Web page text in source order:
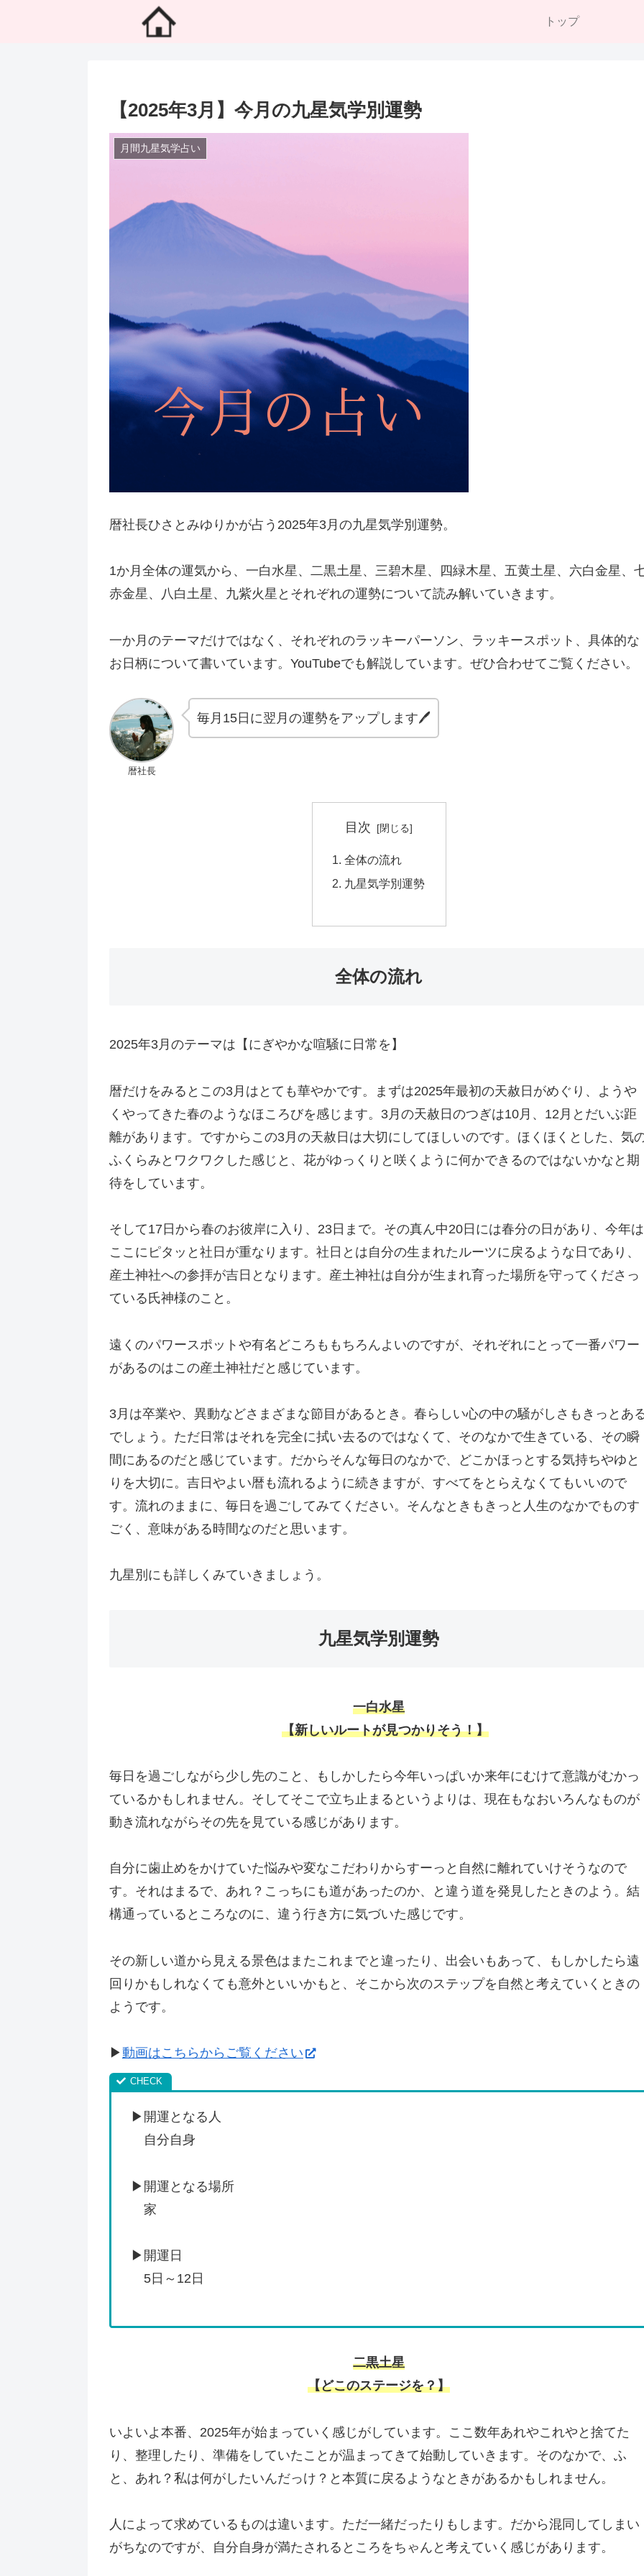
トップ
【2025年3月】今月の九星気学別運勢
月間九星気学占い
暦社長ひさとみゆりかが占う2025年3月の九星気学別運勢。
1か月全体の運気から、一白水星、二黒土星、三碧木星、四緑木星、五黄土星、六白金星、
赤金星、八白土星、九紫火星とそれぞれの運勢について読み解いていきます。
一か月のテーマだけではなく、それぞれのラッキーパーソン、ラッキースポット、具体的な
お日柄について書いています。YouTubeでも解説しています。ぜひ合わせてご覧ください。
暦社長
毎月15日に翌月の運勢をアップします🖊
目次
全体の流れ
九星気学別運勢
全体の流れ
2025年3月のテーマは【にぎやかな喧騒に日常を】
暦だけをみるとこの3月はとても華やかです。まずは2025年最初の天赦日がめぐり、ようや
くやってきた春のようなほころびを感じます。3月の天赦日のつぎは10月、12月とだいぶ距
離があります。ですからこの3月の天赦日は大切にしてほしいのです。ほくほくとした、気
ふくらみとワクワクした感じと、花がゆっくりと咲くように何かできるのではないかなと期
待をしています。
そして17日から春のお彼岸に入り、23日まで。その真ん中20日には春分の日があり、今年は
ここにピタッと社日が重なります。社日とは自分の生まれたルーツに戻るような日であり、
産土神社への参拝が吉日となります。産土神社は自分が生まれ育った場所を守ってくださっ
ている氏神様のこと。
遠くのパワースポットや有名どころももちろんよいのですが、それぞれにとって一番パワー
があるのはこの産土神社だと感じています。
3月は卒業や、異動などさまざまな節目があるとき。春らしい心の中の騒がしさもきっとあ
でしょう。ただ日常はそれを完全に拭い去るのではなくて、そのなかで生きている、その瞬
間にあるのだと感じています。だからそんな毎日のなかで、どこかほっとする気持ちやゆと
りを大切に。吉日やよい暦も流れるように続きますが、すべてをとらえなくてもいいので
す。流れのままに、毎日を過ごしてみてください。そんなときもきっと人生のなかでものす
ごく、意味がある時間なのだと思います。
九星別にも詳しくみていきましょう。
九星気学別運勢
一白水星
【新しいルートが見つかりそう！】
毎日を過ごしながら少し先のこと、もしかしたら今年いっぱいか来年にむけて意識がむかっ
ているかもしれません。そしてそこで立ち止まるというよりは、現在もなおいろんなものが
動き流れながらその先を見ている感じがあります。
自分に歯止めをかけていた悩みや変なこだわりからすーっと自然に離れていけそうなので
す。それはまるで、あれ？こっちにも道があったのか、と違う道を発見したときのよう。結
構通っているところなのに、違う行き方に気づいた感じです。
その新しい道から見える景色はまたこれまでと違ったり、出会いもあって、もしかしたら遠
回りかもしれなくても意外といいかもと、そこから次のステップを自然と考えていくときの
ようです。
▶動画はこちらからご覧ください
▶開運となる人
自分自身
▶開運となる場所
家
▶開運日
5日～12日
二黒土星
【どこのステージを？】
いよいよ本番、2025年が始まっていく感じがしています。ここ数年あれやこれやと捨てた
り、整理したり、準備をしていたことが温まってきて始動していきます。そのなかで、ふ
と、あれ？私は何がしたいんだっけ？と本質に戻るようなときがあるかもしれません。
人によって求めているものは違います。ただ一緒だったりもします。だから混同してしまい
がちなのですが、自分自身が満たされるところをちゃんと考えていく感じがあります。